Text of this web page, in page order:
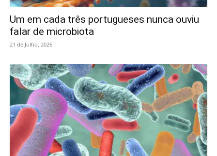
Um em cada três portugueses nunca ouviu
falar de microbiota
21 de Julho, 2026